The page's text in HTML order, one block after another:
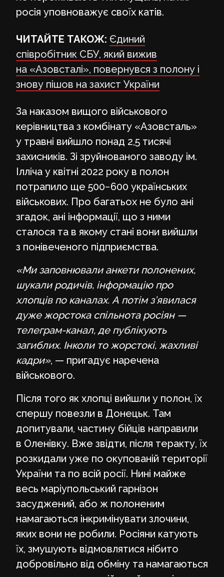
росія уповноважує своїх катів.
ЧИТАЙТЕ ТАКОЖ: Єдиний
співробітник СБУ, який вижив
на «Азовсталі», повернувся з полону і
знову пішов на захист України
За наказом вищого військового
керівництва з комбінату «Азовсталь»
у травні вийшло понад 2,5 тисячі
захисників. Зі зруйнованого заводу ім.
Ілліча у квітні 2022 року в полон
потрапило ще 500−600 українських
військових. Про багатьох не було ані
згадок, ані інформації, що з ними
сталося та в якому стані вони вийшли
з понівеченого підприємства.
«Ми заповнювали анкети полонених,
шукали родичів, інформацію про
хлопців по каналах. А потім з’явилася
дуже жорстока спільнота росіян —
телеграм-канал, де публікують
загиблих. Інколи то жорстокі, жахливі
кадри», — пригадує наречена
військового.
Після того як хлопці вийшли у полон, їх
спершу повезли в Донецьк. Там
допитували, частину бійців направили
в Оленівку. Вже звідти, після теракту, їх
розкидали уже по окупованій території
України та по всій росії. Нині майже
весь маріупольський гарнізон
засуджений, або ж полоненим
намагаються інкримінувати злочини,
яких вони не робили. Росіяни катують
їх, змушують відмовлятися нібито
добровільно від обміну та намагаються